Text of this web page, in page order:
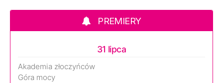
PREMIERY
31 lipca
Akademia złoczyńców
Góra mocy